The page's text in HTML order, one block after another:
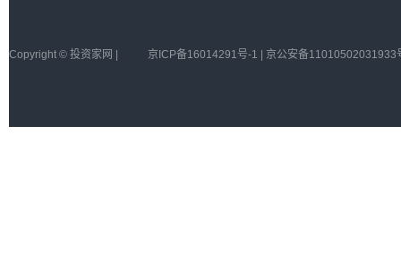
Copyright © 投资家网 | 京ICP备16014291号-1 | 京公安备11010502031933